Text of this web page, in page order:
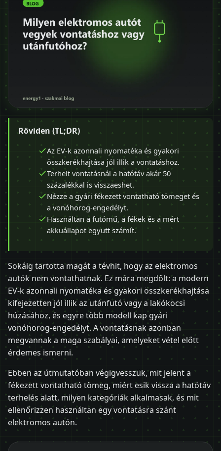
Röviden (TL;DR)
Az EV-k azonnali nyomatéka és gyakori
összkerékhajtása jól illik a vontatáshoz.
Terhelt vontatásnál a hatótáv akár 50
százalékkal is visszaeshet.
Nézze a gyári fékezett vontatható tömeget és
a vonóhorog-engedélyt.
Használtan a futómű, a fékek és a mért
akkuállapot együtt számít.
Sokáig tartotta magát a tévhit, hogy az elektromos
autók nem vontathatnak. Ez mára megdőlt: a modern
EV-k azonnali nyomatéka és gyakori összkerékhajtása
kifejezetten jól illik az utánfutó vagy a lakókocsi
húzásához, és egyre több modell kap gyári
vonóhorog-engedélyt. A vontatásnak azonban
megvannak a maga szabályai, amelyeket vétel előtt
érdemes ismerni.
Ebben az útmutatóban végigvesszük, mit jelent a
fékezett vontatható tömeg, miért esik vissza a hatótáv
terhelés alatt, milyen kategóriák alkalmasak, és mit
ellenőrizzen használtan egy vontatásra szánt
elektromos autón.